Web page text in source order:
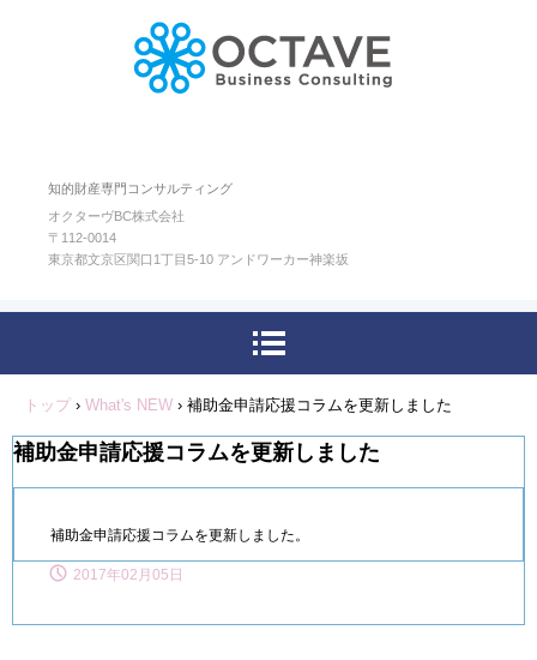
知的財産専門コンサルティング
オクターヴBC株式会社
〒112-0014
東京都文京区関口1丁目5-10 アンドワーカー神楽坂
トップ › What's NEW › 補助金申請応援コラムを更新しました
補助金申請応援コラムを更新しました
補助金申請応援コラムを更新しました。
2017年02月05日